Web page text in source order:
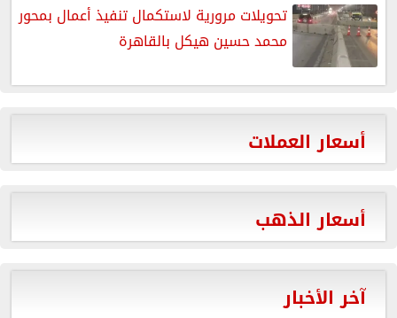
تحويلات مرورية لاستكمال تنفيذ أعمال بمحور
محمد حسين هيكل بالقاهرة
أسعار العملات
أسعار الذهب
آخر الأخبار